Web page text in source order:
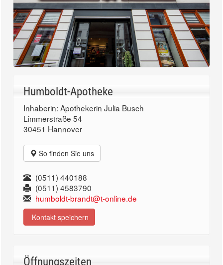
Humboldt-Apotheke
Inhaberin: Apothekerin Julia Busch
Limmerstraße 54
30451 Hannover
So finden Sie uns
(0511) 440188
(0511) 4583790
humboldt-brandt@t-online.de
Kontakt speichern
Öffnungszeiten